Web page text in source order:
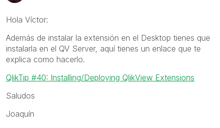
Hola Víctor:
Además de instalar la extensión en el Desktop tienes que
instalarla en el QV Server, aquí tienes un enlace que te
explica como hacerlo.
QlikTip #40: Installing/Deploying QlikView Extensions
Saludos
Joaquín